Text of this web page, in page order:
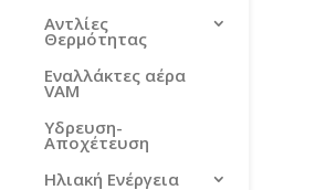
Αντλίες
Θερμότητας
Εναλλάκτες αέρα
VAM
Υδρευση-
Αποχέτευση
Ηλιακή Ενέργεια